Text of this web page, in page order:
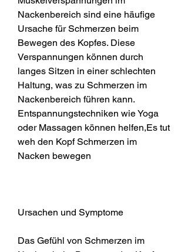
Nackenbereich sind eine häufige
Ursache für Schmerzen beim
Bewegen des Kopfes. Diese
Verspannungen können durch
langes Sitzen in einer schlechten
Haltung, was zu Schmerzen im
Nackenbereich führen kann.
Entspannungstechniken wie Yoga
oder Massagen können helfen,Es tut
weh den Kopf Schmerzen im
Nacken bewegen
Ursachen und Symptome
Das Gefühl von Schmerzen im